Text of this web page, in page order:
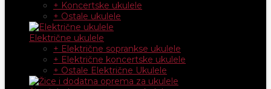
+ Koncertske ukulele
+ Ostale ukulele
Električne ukulele
+ Električne soprankse ukulele
+ Električne koncertske ukulele
+ Ostale Električne Ukulele